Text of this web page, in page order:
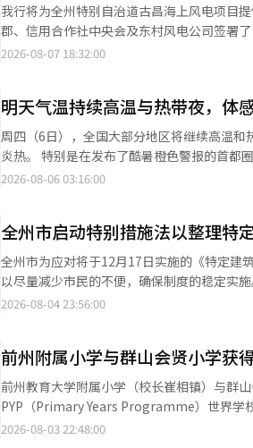
我行将为全州特别自治道古昌海上风电项目提供结合贷款和基
郡、信用合作社中央会及东村风电公司签署了“利用生
海上风电基础设施建设提供金融支持，并以此为
发展基础设施基金”进行资金供应，计划在参与金融公司中承担
估、项目融资（PF）筹集、开工等整个过程
款，而是促进地方产业基础发展的生产性金融案例。 我行基础设施金融部副部长王济妍表示：“我们
进地方产业发展的生产性和共生金融案例。
2026-08-07 18:32:00
明天气温持续高温与热带夜，体
周四（6日），全国大部分地区将继续高温和热带夜。 预计全国各地的最高体感温度将上升至35度
炎热。 特别是在发布了酷暑橙色警报的首都圈和部分全罗地区，最高气温将超过39度（最高体感温度为38度），需
注意健康管理。 济州岛在中午之前可能会有降雨。 预计济州岛的降水量和气温分别为27至33度和5至20毫米。 早晨
报为：首尔27至38度，仁川26至36度，水原
同样晴朗。忠清地区的清州（26至35度）、
至38度）和光州（26至36度）大致晴朗。庆
（26至34度）天气持续晴朗。※ 本报道经人
2026-08-06 03:16:00
全州市启动特别措施法以整理特
全州市为应对将于12月17日实施的《特定建
以尽量减少市民的不便，确保制度的稳定实施。 《特定建筑物整理特别措施法》（以下简称特别措施法）将于
17日至2028年6月16日实施，为期18个月。 该法旨在通过对无许可证和违法施工等特定建筑物进行筛选，给予临时
的适用范围较2014年实施的特别措施法有所扩大。 具体而言，多家庭住宅的适用面积由原来的建筑面
大至660㎡以下，独立住宅则允许地方自治团体
用中的邻里生活设施和多家庭住宅的“房间
使用批准。 同时，申请特别措施法下的使用批准，需确保土地所有权和宽度3米以上的道路，并且结构安全、卫生、
消防和日照权等方面不得有明显障碍。 市政府决定在法律实施前，积极做好准备，以便市民能够享受到制度的好处。
2026-08-04 23:56:00
前州附属小学与群山会贤小学获
前州教育大学附属小学（校长崔相镇）与群
PYP（Primary Years Programme）世界学校认证。 根据全州特别自治道教育厅的消息，国际文凭
育项目IB PYP是为3至12岁儿童设计的，旨
2026-08-03 22:48:00